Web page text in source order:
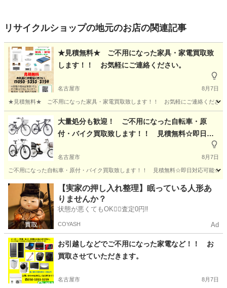
リサイクルショップの地元のお店の関連記事
★見積無料★ ご不用になった家具・家電買取致
します！！ お気軽にご連絡ください。
名古屋市 8月7日
★見積無料★ ご不用になった家具・家電買取致します！！ お気軽にご連絡ください
愛知 名古屋市 リサイクルショップ 岐阜
リサイクルショップ 無料
大量処分も歓迎！ ご不用になった自転車・原
付・バイク買取致します！！ 見積無料☆即日対
名古屋市 8月7日
ご不用になった自転車・原付・バイク買取致します！！ 見積無料☆即日対応可能☆最
愛知 名古屋市 リサイクルショップ 無料
【実家の押し入れ整理】眠っている人形あ
りませんか？
状態が悪くてもOK🙆‍♀️査定0円‼️
COYASH Ad
お引越しなどでご不用になった家電など！！ お
買取させていただきます。
名古屋市 8月7日